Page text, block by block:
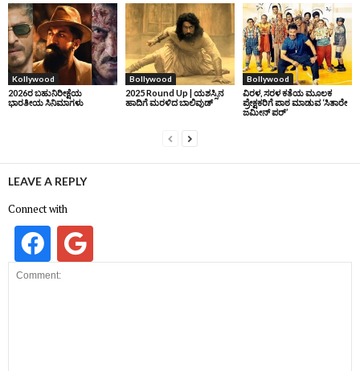
Kollywood
2026ರ ಬಹುನಿರೀಕ್ಷೆಯ
ಭಾರತೀಯ ಸಿನಿಮಾಗಳು
Bollywood
2025 Round Up | ಯಶಸ್ಸಿನ
ಹಾದಿಗೆ ಮರಳಿದ ಬಾಲಿವುಡ್‌
Bollywood
ವಿರಳ, ಸರಳ ಕತೆಯ ಮೂಲಕ
ಪ್ರೇಕ್ಷಕರಿಗೆ ಪಾಠ ಮಾಡುವ ‘ಸಿತಾರೇ
ಜಮೀನ್‌ ಪರ್’
LEAVE A REPLY
Connect with